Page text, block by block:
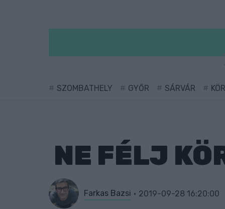
SZOMBATHELY GYŐR SÁRVÁR
NE FÉLJ
Farkas Bazsi 2019-09-28 16:20:00